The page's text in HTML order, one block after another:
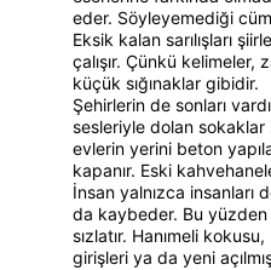
eder. Söyleyemediği
Eksik kalan sarılışları
çalışır. Çünkü kelimeler,
küçük sığınaklar gibidir.
Şehirlerin de sonları
sesleriyle dolan sokaklar
evlerin yerini beton
kapanır. Eski
İnsan yalnızca insanları
da kaybeder. Bu yüzden
sızlatır. Hanımeli
girişleri ya da yeni